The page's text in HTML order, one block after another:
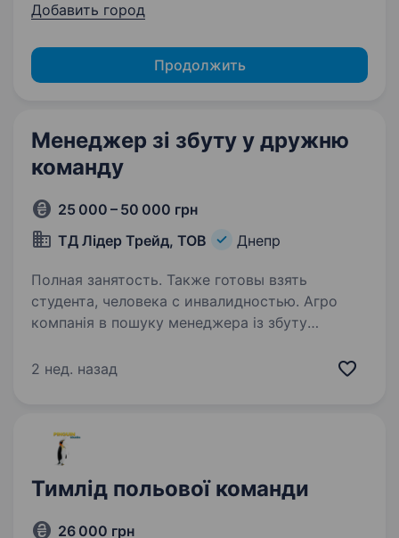
Добавить город
Продолжить
Менеджер зі збуту у дружню
команду
25 000 – 50 000 грн
ТД Лідер Трейд, ТОВ
Днепр
Полная занятость. Также готовы взять
студента, человека с инвалидностью. Агро
компанія в пошуку менеджера із збуту
на ринку і спеціалізується на постачанні
постачальників,…
2 нед. назад
Тимлід польової команди
26 000 грн